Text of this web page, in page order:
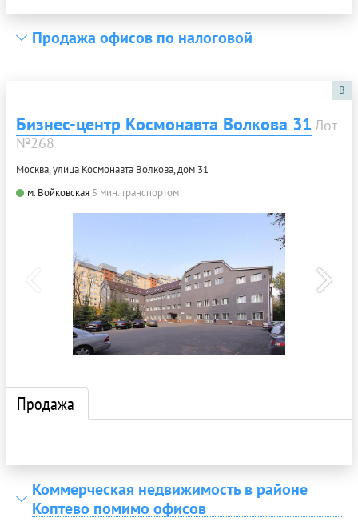
Продажа офисов по налоговой
B
Бизнес-центр Космонавта Волкова 31 Лот
№268
Москва, улица Космонавта Волкова, дом 31
м. Войковская 5 мин. транспортом
Продажа
Коммерческая недвижимость в районе
Коптево помимо офисов